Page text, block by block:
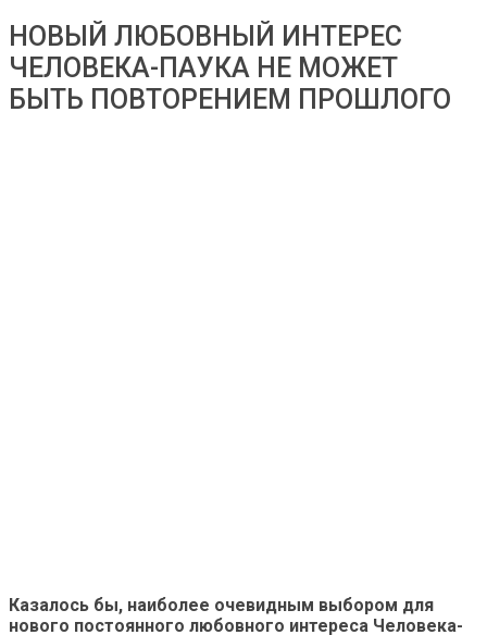
НОВЫЙ ЛЮБОВНЫЙ ИНТЕРЕС
ЧЕЛОВЕКА-ПАУКА НЕ МОЖЕТ
БЫТЬ ПОВТОРЕНИЕМ ПРОШЛОГО
Казалось бы, наиболее очевидным выбором для
нового постоянного любовного интереса Человека-